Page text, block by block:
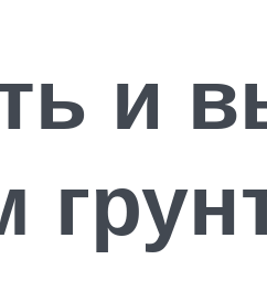
и